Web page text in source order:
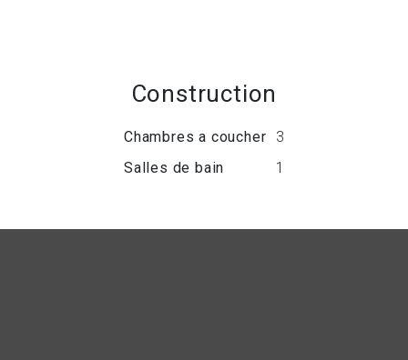
Construction
Chambres a coucher
3
Salles de bain
1